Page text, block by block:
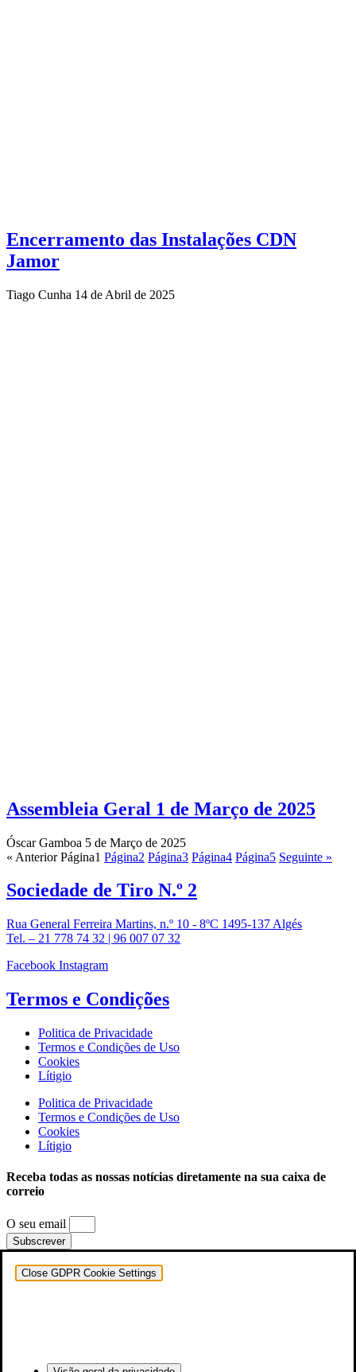
Encerramento das Instalações CDN
Jamor
Tiago Cunha 14 de Abril de 2025
Assembleia Geral 1 de Março de 2025
Óscar Gamboa 5 de Março de 2025
« Anterior Página1 Página2 Página3 Página4 Página5 Seguinte »
Sociedade de Tiro N.º 2
Rua General Ferreira Martins, n.º 10 - 8ºC 1495-137 Algés
Tel. – 21 778 74 32 | 96 007 07 32
Facebook Instagram
Termos e Condições
Politica de Privacidade
Termos e Condições de Uso
Cookies
Lítigio
Politica de Privacidade
Termos e Condições de Uso
Cookies
Lítigio
Receba todas as nossas notícias diretamente na sua caixa de
correio
O seu email
Subscrever
Close GDPR Cookie Settings